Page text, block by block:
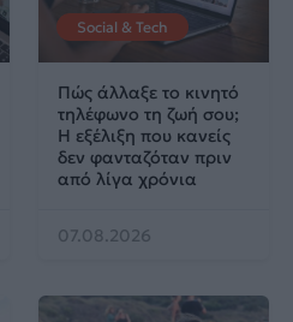
Social & Tech
Πώς άλλαξε το κινητό
τηλέφωνο τη ζωή σου;
Η εξέλιξη που κανείς
δεν φανταζόταν πριν
από λίγα χρόνια
07.08.2026